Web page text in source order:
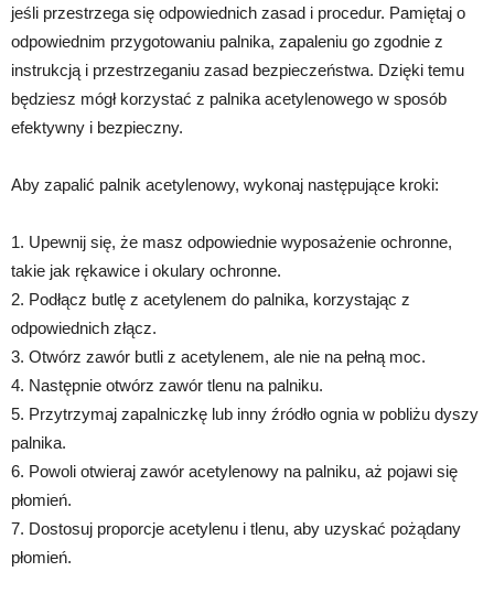
jeśli przestrzega się odpowiednich zasad i procedur. Pamiętaj o
odpowiednim przygotowaniu palnika, zapaleniu go zgodnie z
instrukcją i przestrzeganiu zasad bezpieczeństwa. Dzięki temu
będziesz mógł korzystać z palnika acetylenowego w sposób
efektywny i bezpieczny.
Aby zapalić palnik acetylenowy, wykonaj następujące kroki:
1. Upewnij się, że masz odpowiednie wyposażenie ochronne,
takie jak rękawice i okulary ochronne.
2. Podłącz butlę z acetylenem do palnika, korzystając z
odpowiednich złącz.
3. Otwórz zawór butli z acetylenem, ale nie na pełną moc.
4. Następnie otwórz zawór tlenu na palniku.
5. Przytrzymaj zapalniczkę lub inny źródło ognia w pobliżu dyszy
palnika.
6. Powoli otwieraj zawór acetylenowy na palniku, aż pojawi się
płomień.
7. Dostosuj proporcje acetylenu i tlenu, aby uzyskać pożądany
płomień.